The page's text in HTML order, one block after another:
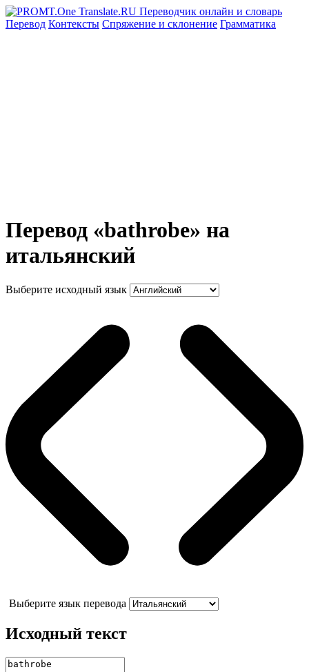
Перевод Контексты Спряжение и склонение Грамматика
Перевод «bathrobe» на
итальянский
Выберите исходный язык
Выберите язык перевода
Исходный текст